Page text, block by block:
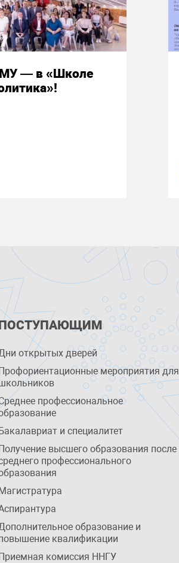
— в «Школе
открытых дверей
мероприятия для
профессиональное
и специалитет
высшего образования после
профессионального
образование и
квалификации
комиссия ННГУ